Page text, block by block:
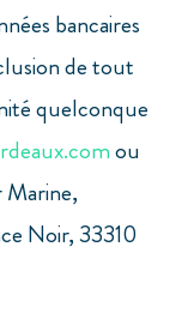
bancaires
de tout
quelconque
ou
Marine,
Noir, 33310